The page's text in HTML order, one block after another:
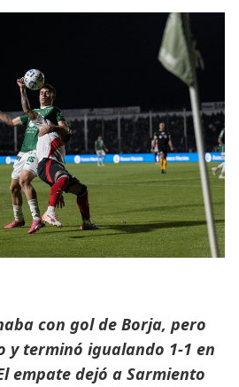
con gol de Borja, pero
y terminó igualando 1-1 en
empate dejó a Sarmiento